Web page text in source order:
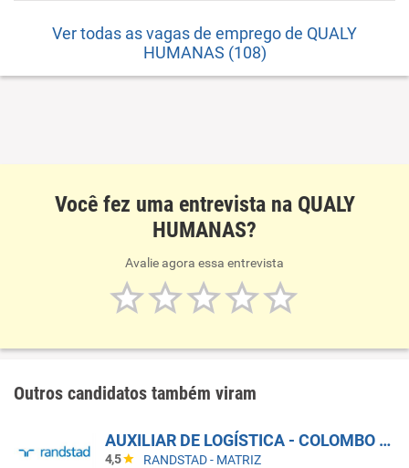
Ver todas as vagas de emprego de QUALY
HUMANAS (108)
Você fez uma entrevista na QUALY
HUMANAS?
Avalie agora essa entrevista
Outros candidatos também viram
AUXILIAR DE LOGÍSTICA - COLOMBO - PR
4,5 RANDSTAD - MATRIZ